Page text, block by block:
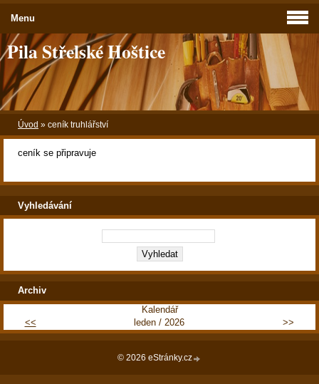
Pila Střelské Hoštice
Úvod » ceník truhlářství
ceník se připravuje
Menu
Vyhledávání
Archiv
Kalendář
<<
leden / 2026 >>
© 2026 eStránky.cz